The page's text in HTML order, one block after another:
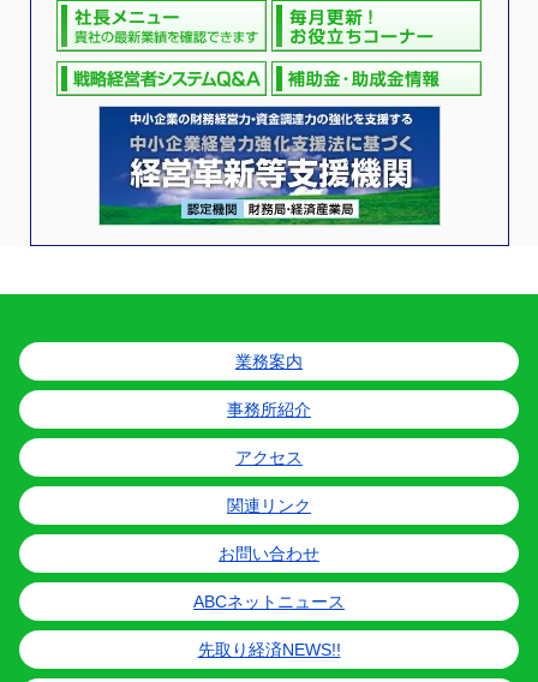
業務案内
事務所紹介
アクセス
関連リンク
お問い合わせ
ABCネットニュース
先取り経済NEWS!!